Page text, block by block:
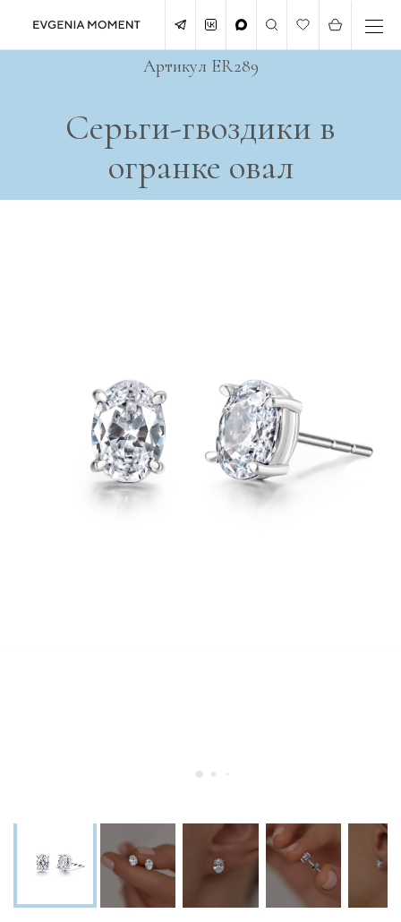
Серьги-гвоздики в
огранке овал
Артикул ER289